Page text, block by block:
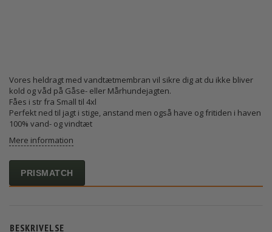
Vores heldragt med vandtætmembran vil sikre dig at du ikke bliver
kold og våd på Gåse- eller Mårhundejagten.
Fåes i str fra Small til 4xl
Perfekt ned til jagt i stige, anstand men også have og fritiden i haven
100% vand- og vindtæt
Mere information
PRISMATCH
BESKRIVELSE